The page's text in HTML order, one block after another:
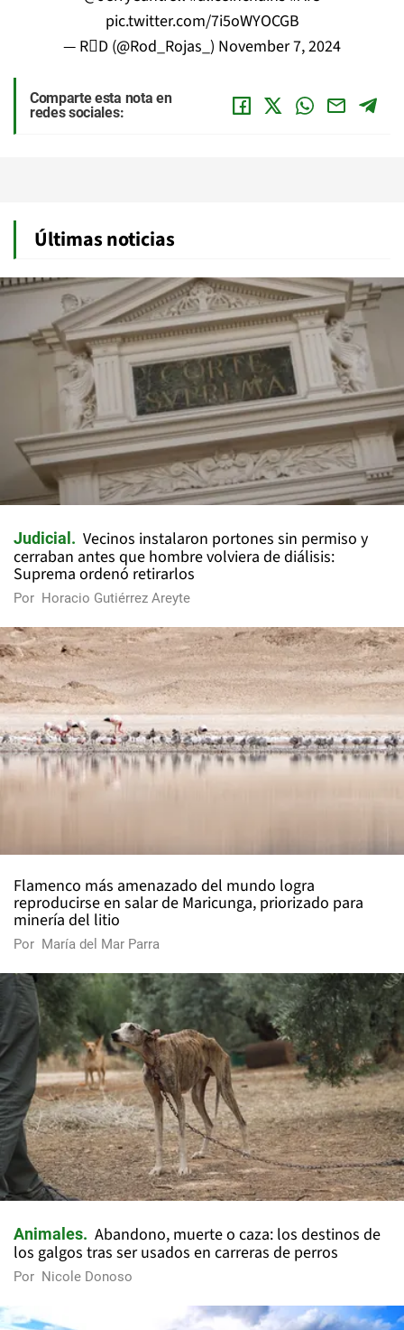
pic.twitter.com/7i5oWYOCGB
— RD (@Rod_Rojas_) November 7, 2024
Comparte esta nota en
redes sociales:
Últimas noticias
Judicial
Vecinos instalaron portones sin permiso y
cerraban antes que hombre volviera de diálisis:
Suprema ordenó retirarlos
Por Horacio Gutiérrez Areyte
Flamenco más amenazado del mundo logra
reproducirse en salar de Maricunga, priorizado para
minería del litio
Por María del Mar Parra
Animales
Abandono, muerte o caza: los destinos de
los galgos tras ser usados en carreras de perros
Por Nicole Donoso